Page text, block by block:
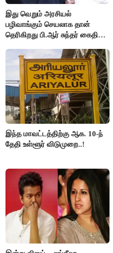
இது வெறும் அரசியல்
பழிவாங்கும் செயலாக தான்
தெரிகிறது பி.ஆர் சுந்தர் கைதிற்கு
இந்த மாவட்டத்திற்கு ஆக. 10-ந்
தேதி உள்ளூர் விடுமுறை..!